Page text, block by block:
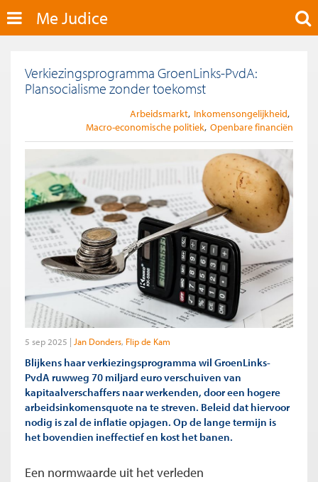
Me Judice
Verkiezingsprogramma GroenLinks-PvdA:
Plansocialisme zonder toekomst
Arbeidsmarkt Inkomensongelijkheid
Macro-economische politiek Openbare financiën
5 sep 2025 Jan Donders Flip de Kam
Blijkens haar verkiezingsprogramma wil GroenLinks-
PvdA ruwweg 70 miljard euro verschuiven van
kapitaalverschaffers naar werkenden, door een hogere
arbeidsinkomensquote na te streven. Beleid dat hiervoor
nodig is zal de inflatie opjagen. Op de lange termijn is
het bovendien ineffectief en kost het banen.
Een normwaarde uit het verleden